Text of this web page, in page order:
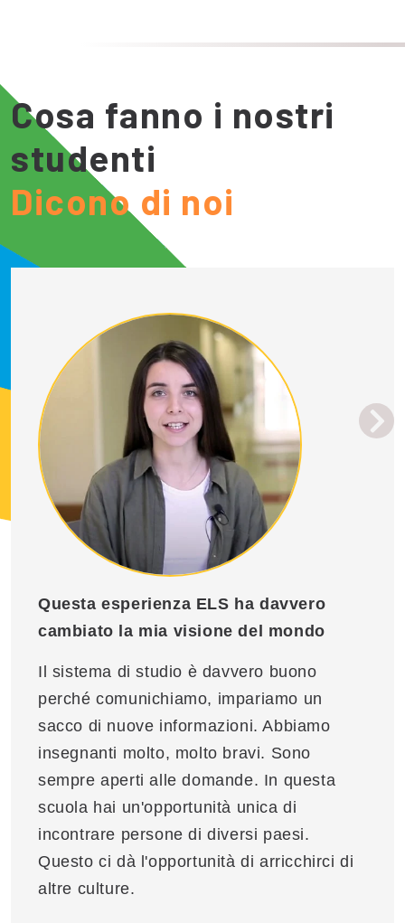
Cosa fanno i nostri
studenti
Dicono di noi
Questa esperienza ELS ha davvero
cambiato la mia visione del mondo
Il sistema di studio è davvero buono
perché comunichiamo, impariamo un
sacco di nuove informazioni. Abbiamo
insegnanti molto, molto bravi. Sono
sempre aperti alle domande. In questa
scuola hai un'opportunità unica di
incontrare persone di diversi paesi.
Questo ci dà l'opportunità di arricchirci di
altre culture.